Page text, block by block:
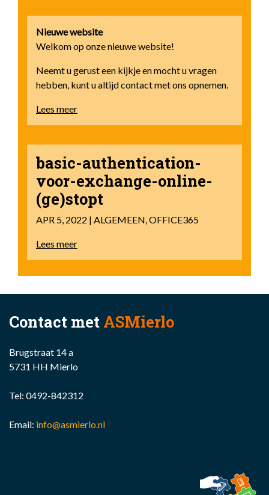
Nieuwe website
Welkom op onze nieuwe website!
Neemt u gerust een kijkje en mocht u vragen
hebben, kunt u altijd contact met ons opnemen.
Lees meer
basic-authentication-
voor-exchange-online-
(ge)stopt
APR 5, 2022 | ALGEMEEN, OFFICE365
Lees meer
Contact met ASMierlo
Brugstraat 14 a
5731 HH Mierlo
Tel: 0492-842312
Email: info@asmierlo.nl